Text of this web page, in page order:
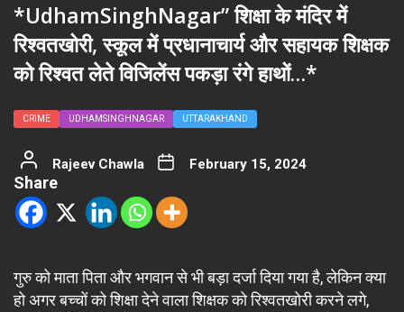
*UdhamSinghNagar” शिक्षा के मंदिर में
रिश्वतखोरी, स्कूल में प्रधानाचार्य और सहायक शिक्षक
को रिश्वत लेते विजिलेंस पकड़ा रंगे हाथों…*
CRIME UDHAMSINGHNAGAR UTTARAKHAND
Rajeev Chawla February 15, 2024
Share
गुरु को माता पिता और भगवान से भी बड़ा दर्जा दिया गया है, लेकिन क्या
हो अगर बच्चों को शिक्षा देने वाला शिक्षक को रिश्वतखोरी करने लगे,